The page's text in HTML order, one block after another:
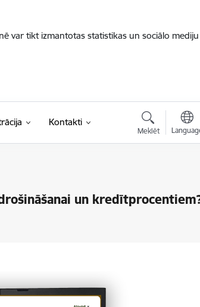
var tikt izmantotas statistikas un sociālo
Kontakti
Meklēt
un